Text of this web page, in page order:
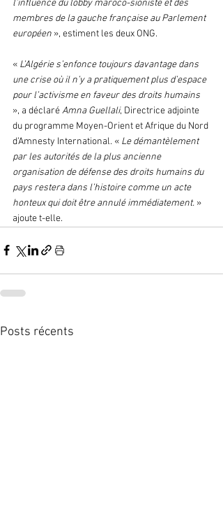
l’influence du lobby maroco-sioniste et des
membres de la gauche française au Parlement
européen », estiment les deux ONG.
« L’Algérie s’enfonce toujours davantage dans
une crise où il n’y a pratiquement plus d’espace
pour l’activisme en faveur des droits humains
», a déclaré Amna Guellali, Directrice adjointe
du programme Moyen-Orient et Afrique du Nord
d’Amnesty International. « Le démantèlement
par les autorités de la plus ancienne
organisation de défense des droits humains du
pays restera dans l’histoire comme un acte
honteux qui doit être annulé immédiatement. »
ajoute t-elle.
Posts récents